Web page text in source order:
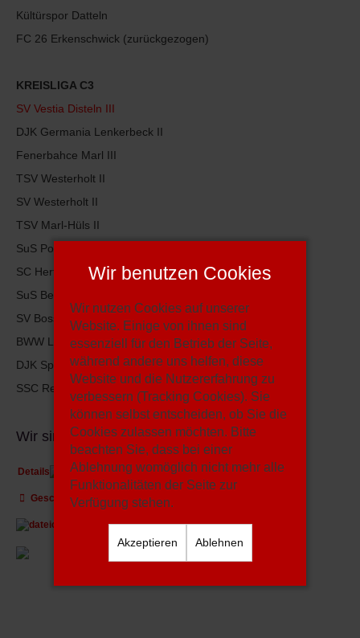
Kültürspor Datteln
FC 26 Erkenschwick (zurückgezogen)
KREISLIGA C3
SV Vestia Disteln III
DJK Germania Lenkerbeck II
Fenerbahce Marl III
TSV Westerholt II
SV Westerholt II
TSV Marl-Hüls II
SuS Polsum II
SC Herten II
SuS Bertlich II
SV Bossendorf III
BWW Langenbochum III
DJK Spvgg. Herten II
SSC Recklinghausen III
Wir sind 11 Freunde
Details
Geschrieben von:Autor: Martin Schwartz - FUSSBALL.DE
Veröffentlicht: 06. Juli 2025
Wir benutzen Cookies
Wir nutzen Cookies auf unserer
Website. Einige von ihnen sind
essenziell für den Betrieb der Seite,
während andere uns helfen, diese
Website und die Nutzererfahrung zu
verbessern (Tracking Cookies). Sie
können selbst entscheiden, ob Sie die
Cookies zulassen möchten. Bitte
beachten Sie, dass bei einer
Ablehnung womöglich nicht mehr alle
Funktionalitäten der Seite zur
Verfügung stehen.
Akzeptieren Ablehnen